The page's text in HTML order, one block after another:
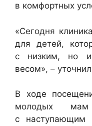
в комфортных
«Сегодня
для детей,
с низким, но и
весом», –
В ходе
молодых
с наступающим